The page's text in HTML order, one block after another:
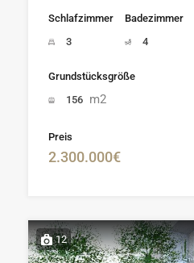
Schlafzimmer
3
Badezimmer
4
Grundstücksgröße
156 m2
Preis
2.300.000€
12